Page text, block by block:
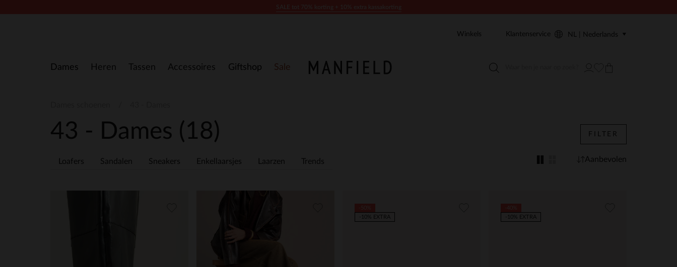
Dames Heren Tassen Accessoires Giftshop Sale
Winkels Klantenservice NL | Nederlands
43 - Dames (18)
Loafers Sandalen Sneakers Enkellaarsjes Laarzen Trends
FILTER
Aanbevolen
-10% EXTRA
-10% EXTRA